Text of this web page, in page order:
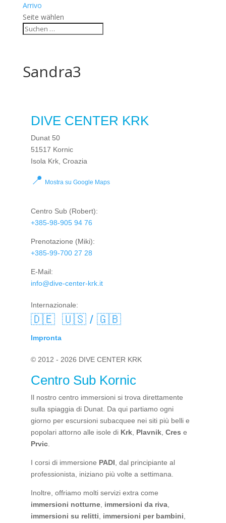
Arrivo
Seite wählen
Sandra3
DIVE CENTER KRK
Dunat 50
51517 Kornic
Isola Krk, Croazia
📍 Mostra su Google Maps
Centro Sub(Robert):
+385-98-905 94 76
Prenotazione (Miki):
+385-99-700 27 28
E-Mail:
info@dive-center-krk.it
Internazionale:
🇩🇪 🇺🇸 / 🇬🇧
Impronta
© 2012 - 2026 DIVE CENTER KRK
Centro Sub Kornic
Il nostro centro immersioni si trova direttamente
sulla spiaggia di Dunat. Da qui partiamo ogni
giorno per escursioni subacquee nei siti più belli e
popolari attorno alle isole di Krk, Plavnik, Cres e
Prvic.
I corsi di immersione PADI , dal principiante al
professionista, iniziano più volte a settimana.
Inoltre, offriamo molti servizi extra come
immersioni notturne, immersioni da riva,
immersioni su relitti
immersioni per bambini